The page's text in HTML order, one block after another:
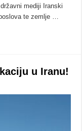
mediji Iranski
te zemlje …
u Iranu!